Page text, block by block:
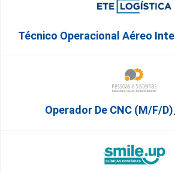
Técnico Operacional Aéreo
Operador De CNC (m/f/